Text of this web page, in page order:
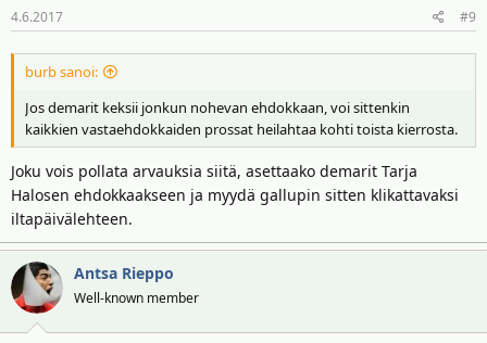
4.6.2017 #9
burb sanoi:
Jos demarit keksii jonkun nohevan ehdokkaan, voi sittenkin
kaikkien vastaehdokkaiden prossat heilahtaa kohti toista kierrosta.
Joku vois pollata arvauksia siitä, asettaako demarit Tarja
Halosen ehdokkaakseen ja myydä gallupin sitten klikattavaksi
iltapäivälehteen.
Antsa Rieppo
Well-known member